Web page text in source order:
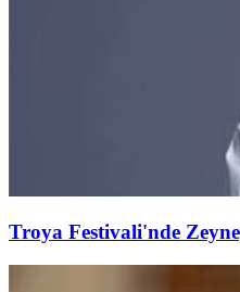
Troya Festivali'nde